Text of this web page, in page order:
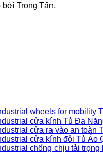
Trọng Tấn.
Tủ Đa
Tủ Áo